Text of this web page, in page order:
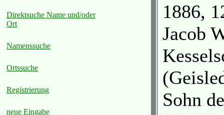
Direktsuche Name und/oder
Ort
Namenssuche
Ortssuche
Registrierung
neue Eingabe
1886,
Jacob
Sohn